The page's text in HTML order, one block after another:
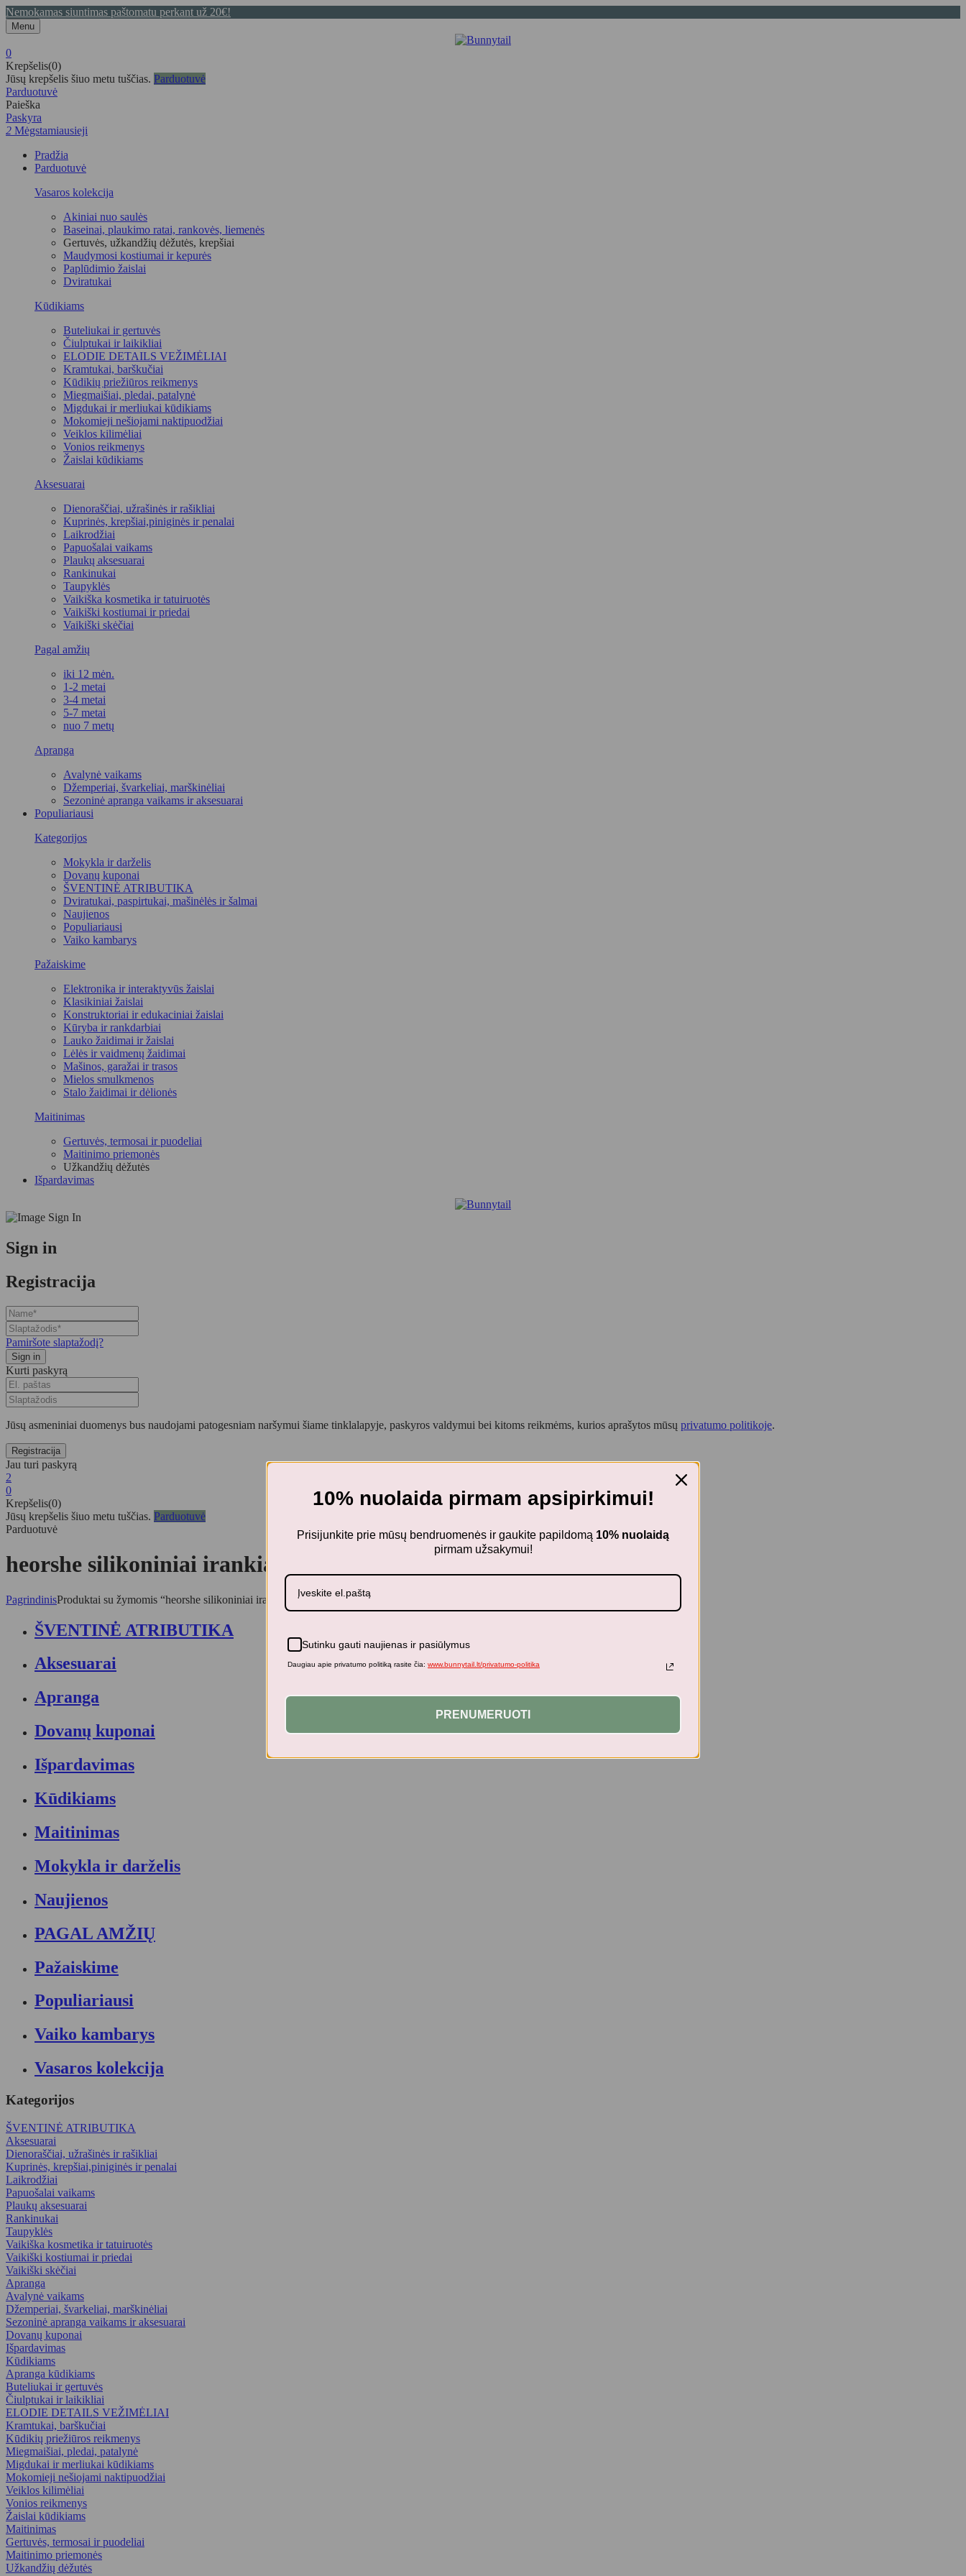
Nemokamas siuntimas paštomatu perkant už 20€!
Menu
0
Krepšelis(0)
Jūsų krepšelis šiuo metu tuščias. Parduotuvė
Parduotuvė
Paieška
Paskyra
2 Mėgstamiausieji
Pradžia
Parduotuvė
Vasaros kolekcija
Akiniai nuo saulės
Baseinai, plaukimo ratai, rankovės, liemenės
Gertuvės, užkandžių dėžutės, krepšiai
Maudymosi kostiumai ir kepurės
Paplūdimio žaislai
Dviratukai
Kūdikiams
Buteliukai ir gertuvės
Čiulptukai ir laikikliai
ELODIE DETAILS VEŽIMĖLIAI
Kramtukai, barškučiai
Kūdikių priežiūros reikmenys
Miegmaišiai, pledai, patalynė
Migdukai ir merliukai kūdikiams
Mokomieji nešiojami naktipuodžiai
Veiklos kilimėliai
Vonios reikmenys
Žaislai kūdikiams
Aksesuarai
Dienoraščiai, užrašinės ir rašikliai
Kuprinės, krepšiai,piniginės ir penalai
Laikrodžiai
Papuošalai vaikams
Plaukų aksesuarai
Rankinukai
Taupyklės
Vaikiška kosmetika ir tatuiruotės
Vaikiški kostiumai ir priedai
Vaikiški skėčiai
Pagal amžių
iki 12 mėn.
1-2 metai
3-4 metai
5-7 metai
nuo 7 metų
Apranga
Avalynė vaikams
Džemperiai, švarkeliai, marškinėliai
Sezoninė apranga vaikams ir aksesuarai
Populiariausi
Kategorijos
Mokykla ir darželis
Dovanų kuponai
ŠVENTINĖ ATRIBUTIKA
Dviratukai, paspirtukai, mašinėlės ir šalmai
Naujienos
Populiariausi
Vaiko kambarys
Pažaiskime
Elektronika ir interaktyvūs žaislai
Klasikiniai žaislai
Konstruktoriai ir edukaciniai žaislai
Kūryba ir rankdarbiai
Lauko žaidimai ir žaislai
Lėlės ir vaidmenų žaidimai
Mašinos, garažai ir trasos
Mielos smulkmenos
Stalo žaidimai ir dėlionės
Maitinimas
Gertuvės, termosai ir puodeliai
Maitinimo priemonės
Užkandžių dėžutės
Išpardavimas
Sign in
Registracija
Pamiršote slaptažodį?
Kurti paskyrą
Jūsų asmeniniai duomenys bus naudojami patogesniam naršymui šiame tinklalapyje, paskyros valdymui bei kitoms reikmėms, kurios aprašytos mūsų privatumo politikoje.
Jau turi paskyrą
2
0
Krepšelis(0)
Jūsų krepšelis šiuo metu tuščias. Parduotuvė
Parduotuvė
heorshe silikoniniai irankiai vaikams
PagrindinisProduktai su žymomis “heorshe silikoniniai irankiai vaikams”
ŠVENTINĖ ATRIBUTIKA
Aksesuarai
Apranga
Dovanų kuponai
Išpardavimas
Kūdikiams
Maitinimas
Mokykla ir darželis
Naujienos
PAGAL AMŽIŲ
Pažaiskime
Populiariausi
Vaiko kambarys
Vasaros kolekcija
Kategorijos
ŠVENTINĖ ATRIBUTIKA
Aksesuarai
Dienoraščiai, užrašinės ir rašikliai
Kuprinės, krepšiai,piniginės ir penalai
Laikrodžiai
Papuošalai vaikams
Plaukų aksesuarai
Rankinukai
Taupyklės
Vaikiška kosmetika ir tatuiruotės
Vaikiški kostiumai ir priedai
Vaikiški skėčiai
Apranga
Avalynė vaikams
Džemperiai, švarkeliai, marškinėliai
Sezoninė apranga vaikams ir aksesuarai
Dovanų kuponai
Išpardavimas
Kūdikiams
Apranga kūdikiams
Buteliukai ir gertuvės
Čiulptukai ir laikikliai
ELODIE DETAILS VEŽIMĖLIAI
Kramtukai, barškučiai
Kūdikių priežiūros reikmenys
Miegmaišiai, pledai, patalynė
Migdukai ir merliukai kūdikiams
Mokomieji nešiojami naktipuodžiai
Veiklos kilimėliai
Vonios reikmenys
Žaislai kūdikiams
Maitinimas
Gertuvės, termosai ir puodeliai
Maitinimo priemonės
Užkandžių dėžutės
10% nuolaida pirmam apsipirkimui!
Prisijunkite prie mūsų bendruomenės ir gaukite papildomą 10% nuolaidą
pirmam užsakymui!
Sutinku gauti naujienas ir pasiūlymus
Daugiau apie privatumo politiką rasite čia: www.bunnytail.lt/privatumo-politika
PRENUMERUOTI